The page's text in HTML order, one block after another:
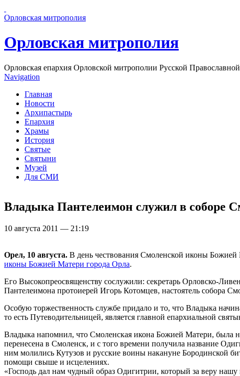
Орловская митрополия
Орловская митрополия
Орловская епархия Орловской митрополии Русской
Navigation
Главная
Новости
Архипастырь
Епархия
Храмы
История
Святые
Святыни
Музей
Для СМИ
Владыка Пантелеимон служил в соборе
10 августа 2011 — 21:19
Орел, 10 августа. В день чествования Смоленской иконы
иконы Божией Матери города Орла.
Его Высокопреосвященству сослужили: секретарь Орловско-
Пантелеимона протоиерей Игорь Котомцев, настоятель собора
Особую торжественность службе придало и то, что Владыка
то есть Путеводительницей, является главной епархиальной
Владыка напомнил, что Смоленская икона Божией Матери, была
перенесена в Смоленск, и с того времени получила название
ним молились Кутузов и русские воины накануне Бородинской
помощи свыше и исцелениях.
«Господь дал нам чудный образ Одигитрии, который за веру